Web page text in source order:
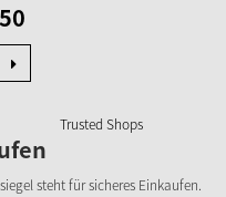
steht für sicheres Einkaufen.